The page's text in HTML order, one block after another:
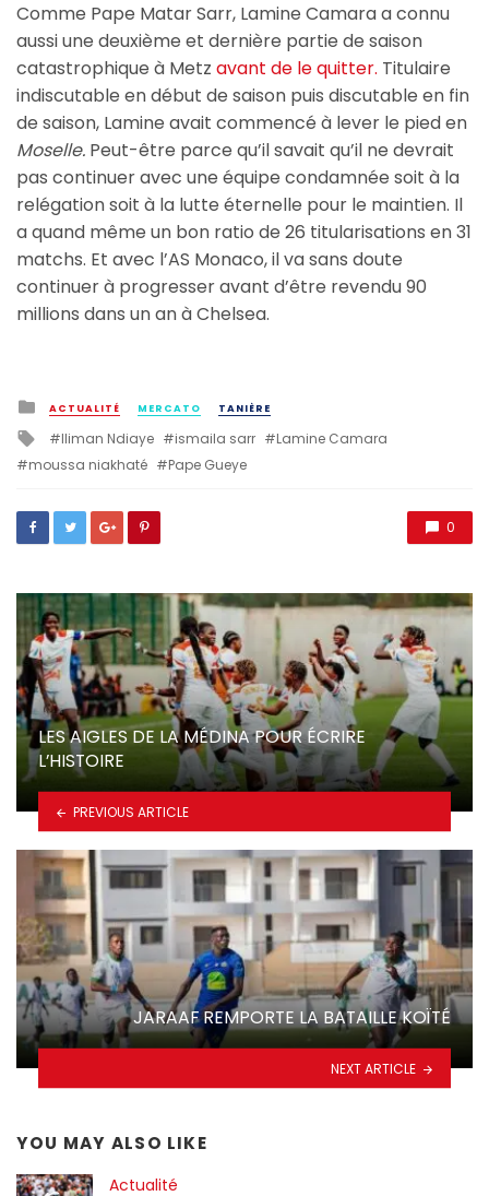
Comme Pape Matar Sarr, Lamine Camara a connu
aussi une deuxième et dernière partie de saison
catastrophique à Metz avant de le quitter. Titulaire
indiscutable en début de saison puis discutable en fin
de saison, Lamine avait commencé à lever le pied en
Moselle. Peut-être parce qu’il savait qu’il ne devrait
pas continuer avec une équipe condamnée soit à la
relégation soit à la lutte éternelle pour le maintien. Il
a quand même un bon ratio de 26 titularisations en 31
matchs. Et avec l’AS Monaco, il va sans doute
continuer à progresser avant d’être revendu 90
millions dans un an à Chelsea.
Posted
in
ACTUALITÉ MERCATO TANIÈRE
Tagged
Iliman Ndiaye ismaila sarr
Lamine Camara
moussa niakhaté
Pape Gueye
0
LES AIGLES DE LA MÉDINA POUR ÉCRIRE
L’HISTOIRE
PREVIOUS ARTICLE
JARAAF REMPORTE LA BATAILLE KOÏTÉ
NEXT ARTICLE
YOU MAY ALSO LIKE
Actualité